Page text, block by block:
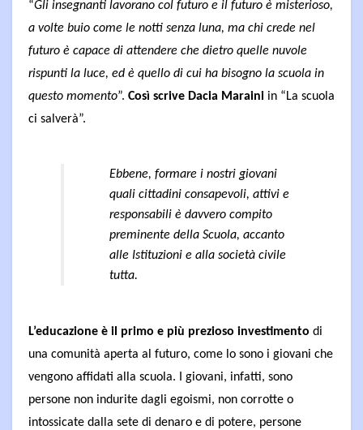
“Gli insegnanti lavorano col futuro e il futuro è misterioso,
a volte buio come le notti senza luna, ma chi crede nel
futuro è capace di attendere che dietro quelle nuvole
rispunti la luce, ed è quello di cui ha bisogno la scuola in
questo momento”. Così scrive Dacia Maraini in “La scuola
ci salverà”.
Ebbene, formare i nostri giovani
quali cittadini consapevoli, attivi e
responsabili è davvero compito
preminente della Scuola, accanto
alle Istituzioni e alla società civile
tutta.
L’educazione è il primo e più prezioso investimento di
una comunità aperta al futuro, come lo sono i giovani che
vengono affidati alla scuola. I giovani, infatti, sono
persone non indurite dagli egoismi, non corrotte o
intossicate dalla sete di denaro e di potere, persone